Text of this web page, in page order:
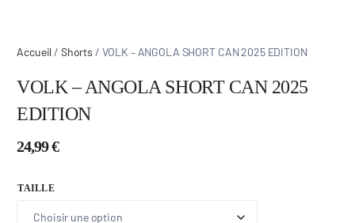
Accueil / Shorts / VOLK – ANGOLA SHORT CAN 2025 EDITION
VOLK – ANGOLA SHORT CAN 2025
EDITION
24,99€
TAILLE